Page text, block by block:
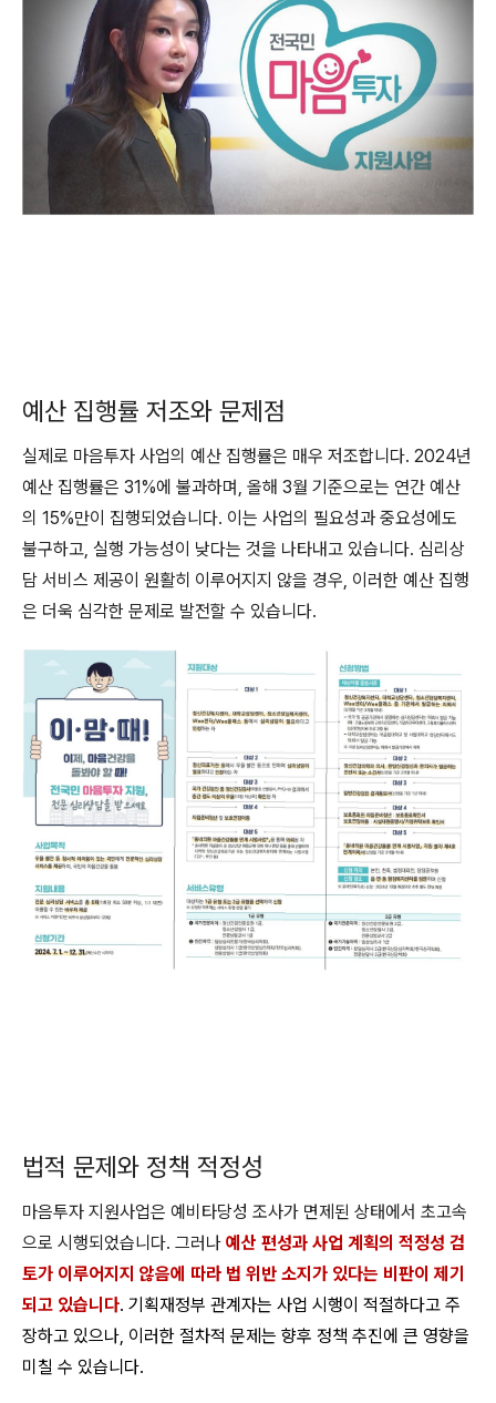
예산 집행률 저조와 문제점
실제로 마음투자 사업의 예산 집행률은 매우 저조합니다. 2024년
예산 집행률은 31%에 불과하며, 올해 3월 기준으로는 연간 예산
의 15%만이 집행되었습니다. 이는 사업의 필요성과 중요성에도
불구하고, 실행 가능성이 낮다는 것을 나타내고 있습니다. 심리상
담 서비스 제공이 원활히 이루어지지 않을 경우, 이러한 예산 집행
은 더욱 심각한 문제로 발전할 수 있습니다.
법적 문제와 정책 적정성
마음투자 지원사업은 예비타당성 조사가 면제된 상태에서 초고속
으로 시행되었습니다. 그러나 예산 편성과 사업 계획의 적정성 검
토가 이루어지지 않음에 따라 법 위반 소지가 있다는 비판이 제기
되고 있습니다. 기획재정부 관계자는 사업 시행이 적절하다고 주
장하고 있으나, 이러한 절차적 문제는 향후 정책 추진에 큰 영향을
미칠 수 있습니다.